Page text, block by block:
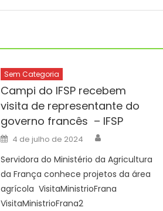
Sem Categoria
Campi do IFSP recebem
visita de representante do
governo francês – IFSP
Posted
on
4 de julho de 2024
Servidora do Ministério da Agricultura
da França conhece projetos da área
agrícola VisitaMinistrioFrana
VisitaMinistrioFrana2